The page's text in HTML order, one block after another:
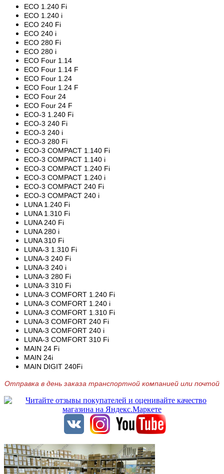
ECO 1.240 Fi
ECO 1.240 i
ECO 240 Fi
ECO 240 i
ECO 280 Fi
ECO 280 i
ECO Four 1.14
ECO Four 1.14 F
ECO Four 1.24
ECO Four 1.24 F
ECO Four 24
ECO Four 24 F
ECO-3 1.240 Fi
ECO-3 240 Fi
ECO-3 240 i
ECO-3 280 Fi
ECO-3 COMPACT 1.140 Fi
ECO-3 COMPACT 1.140 i
ECO-3 COMPACT 1.240 Fi
ECO-3 COMPACT 1.240 i
ECO-3 COMPACT 240 Fi
ECO-3 COMPACT 240 i
LUNA 1.240 Fi
LUNA 1.310 Fi
LUNA 240 Fi
LUNA 280 i
LUNA 310 Fi
LUNA-3 1.310 Fi
LUNA-3 240 Fi
LUNA-3 240 i
LUNA-3 280 Fi
LUNA-3 310 Fi
LUNA-3 COMFORT 1.240 Fi
LUNA-3 COMFORT 1.240 i
LUNA-3 COMFORT 1.310 Fi
LUNA-3 COMFORT 240 Fi
LUNA-3 COMFORT 240 i
LUNA-3 COMFORT 310 Fi
MAIN 24 Fi
MAIN 24i
MAIN DIGIT 240Fi
Отправка в день заказа транспортной компанией или почтой